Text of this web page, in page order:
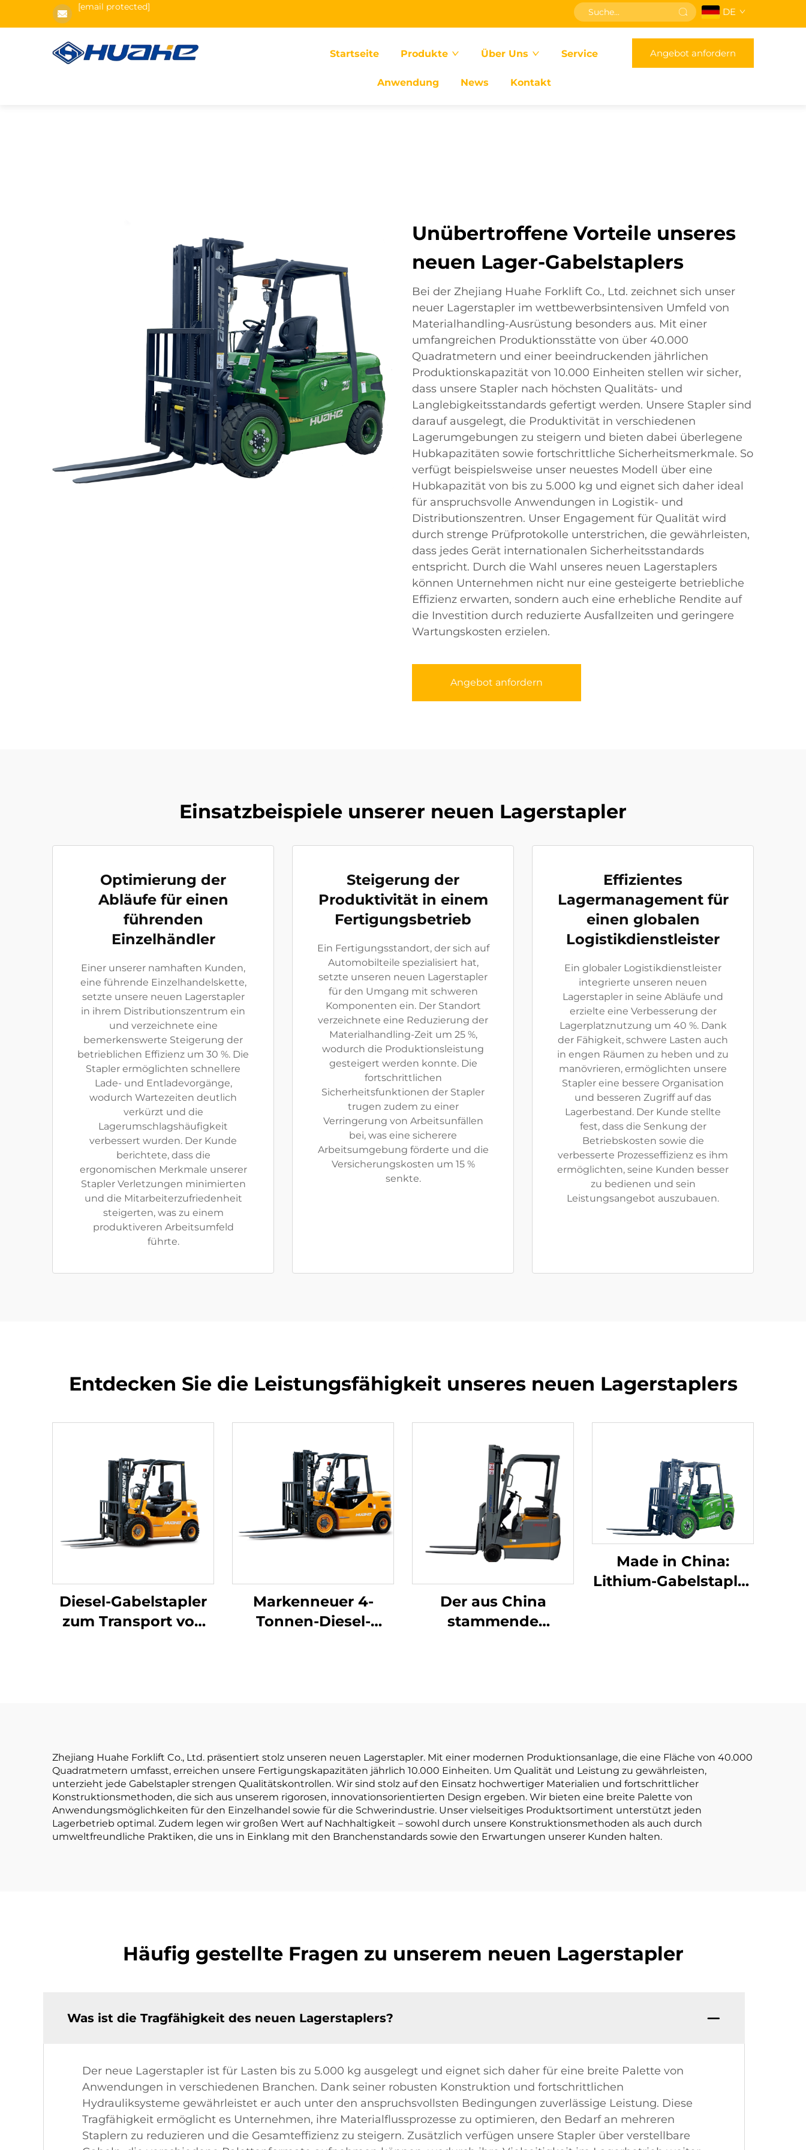
[email protected] DE
Startseite Produkte Über Uns Service
Anwendung News Kontakt
Angebot anfordern
Unübertroffene Vorteile unseres
neuen Lager-Gabelstaplers
Bei der Zhejiang Huahe Forklift Co., Ltd. zeichnet sich unser
neuer Lagerstapler im wettbewerbsintensiven Umfeld von
Materialhandling-Ausrüstung besonders aus. Mit einer
umfangreichen Produktionsstätte von über 40.000
Quadratmetern und einer beeindruckenden jährlichen
Produktionskapazität von 10.000 Einheiten stellen wir sicher,
dass unsere Stapler nach höchsten Qualitäts- und
Langlebigkeitsstandards gefertigt werden. Unsere Stapler sind
darauf ausgelegt, die Produktivität in verschiedenen
Lagerumgebungen zu steigern und bieten dabei überlegene
Hubkapazitäten sowie fortschrittliche Sicherheitsmerkmale. So
verfügt beispielsweise unser neuestes Modell über eine
Hubkapazität von bis zu 5.000 kg und eignet sich daher ideal
für anspruchsvolle Anwendungen in Logistik- und
Distributionszentren. Unser Engagement für Qualität wird
durch strenge Prüfprotokolle unterstrichen, die gewährleisten,
dass jedes Gerät internationalen Sicherheitsstandards
entspricht. Durch die Wahl unseres neuen Lagerstaplers
können Unternehmen nicht nur eine gesteigerte betriebliche
Effizienz erwarten, sondern auch eine erhebliche Rendite auf
die Investition durch reduzierte Ausfallzeiten und geringere
Wartungskosten erzielen.
Angebot anfordern
Einsatzbeispiele unserer neuen Lagerstapler
Optimierung der
Abläufe für einen
führenden
Einzelhändler
Einer unserer namhaften Kunden,
eine führende Einzelhandelskette,
setzte unsere neuen Lagerstapler
in ihrem Distributionszentrum ein
und verzeichnete eine
bemerkenswerte Steigerung der
betrieblichen Effizienz um 30 %. Die
Stapler ermöglichten schnellere
Lade- und Entladevorgänge,
wodurch Wartezeiten deutlich
verkürzt und die
Lagerumschlagshäufigkeit
verbessert wurden. Der Kunde
berichtete, dass die
ergonomischen Merkmale unserer
Stapler Verletzungen minimierten
und die Mitarbeiterzufriedenheit
steigerten, was zu einem
produktiveren Arbeitsumfeld
führte.
Steigerung der
Produktivität in einem
Fertigungsbetrieb
Ein Fertigungsstandort, der sich auf
Automobilteile spezialisiert hat,
setzte unseren neuen Lagerstapler
für den Umgang mit schweren
Komponenten ein. Der Standort
verzeichnete eine Reduzierung der
Materialhandling-Zeit um 25 %,
wodurch die Produktionsleistung
gesteigert werden konnte. Die
fortschrittlichen
Sicherheitsfunktionen der Stapler
trugen zudem zu einer
Verringerung von Arbeitsunfällen
bei, was eine sicherere
Arbeitsumgebung förderte und die
Versicherungskosten um 15 %
senkte.
Effizientes
Lagermanagement für
einen globalen
Logistikdienstleister
Ein globaler Logistikdienstleister
integrierte unseren neuen
Lagerstapler in seine Abläufe und
erzielte eine Verbesserung der
Lagerplatznutzung um 40 %. Dank
der Fähigkeit, schwere Lasten auch
in engen Räumen zu heben und zu
manövrieren, ermöglichten unsere
Stapler eine bessere Organisation
und besseren Zugriff auf das
Lagerbestand. Der Kunde stellte
fest, dass die Senkung der
Betriebskosten sowie die
verbesserte Prozesseffizienz es ihm
ermöglichten, seine Kunden besser
zu bedienen und sein
Leistungsangebot auszubauen.
Entdecken Sie die Leistungsfähigkeit unseres neuen Lagerstaplers
Diesel-Gabelstapler
zum Transport von
Markenneuer 4-
Tonnen-Diesel-
Der aus China
stammende
Made in China:
Lithium-Gabelstapler
Zhejiang Huahe Forklift Co., Ltd. präsentiert stolz unseren neuen Lagerstapler. Mit einer modernen Produktionsanlage, die eine Fläche von 40.000
Quadratmetern umfasst, erreichen unsere Fertigungskapazitäten jährlich 10.000 Einheiten. Um Qualität und Leistung zu gewährleisten,
unterzieht jede Gabelstapler strengen Qualitätskontrollen. Wir sind stolz auf den Einsatz hochwertiger Materialien und fortschrittlicher
Konstruktionsmethoden, die sich aus unserem rigorosen, innovationsorientierten Design ergeben. Wir bieten eine breite Palette von
Anwendungsmöglichkeiten für den Einzelhandel sowie für die Schwerindustrie. Unser vielseitiges Produktsortiment unterstützt jeden
Lagerbetrieb optimal. Zudem legen wir großen Wert auf Nachhaltigkeit – sowohl durch unsere Konstruktionsmethoden als auch durch
umweltfreundliche Praktiken, die uns in Einklang mit den Branchenstandards sowie den Erwartungen unserer Kunden halten.
Häufig gestellte Fragen zu unserem neuen Lagerstapler
Was ist die Tragfähigkeit des neuen Lagerstaplers?
Der neue Lagerstapler ist für Lasten bis zu 5.000 kg ausgelegt und eignet sich daher für eine breite Palette von
Anwendungen in verschiedenen Branchen. Dank seiner robusten Konstruktion und fortschrittlichen
Hydrauliksysteme gewährleistet er auch unter den anspruchsvollsten Bedingungen zuverlässige Leistung. Diese
Tragfähigkeit ermöglicht es Unternehmen, ihre Materialflussprozesse zu optimieren, den Bedarf an mehreren
Staplern zu reduzieren und die Gesamteffizienz zu steigern. Zusätzlich verfügen unsere Stapler über verstellbare